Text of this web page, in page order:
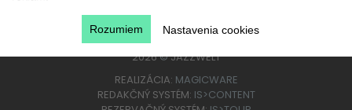
2026©JAZZWELT
REALIZÁCIA: MAGICWARE
REDAKČNÝ SYSTÉM: IS>CONTENT
Nastavenia cookies
Rozumiem